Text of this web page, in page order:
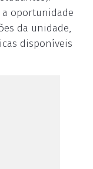
oportunidade
da unidade,
disponíveis